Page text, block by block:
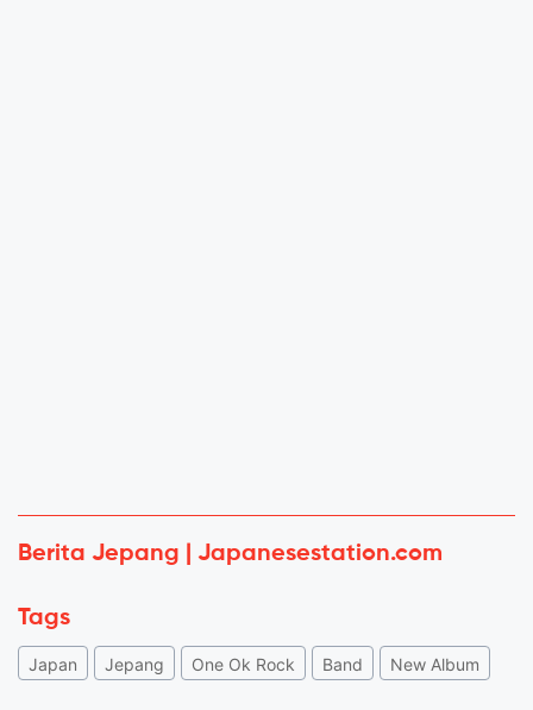
Berita Jepang | Japanesestation.com
Tags
Japan Jepang One Ok Rock Band New Album